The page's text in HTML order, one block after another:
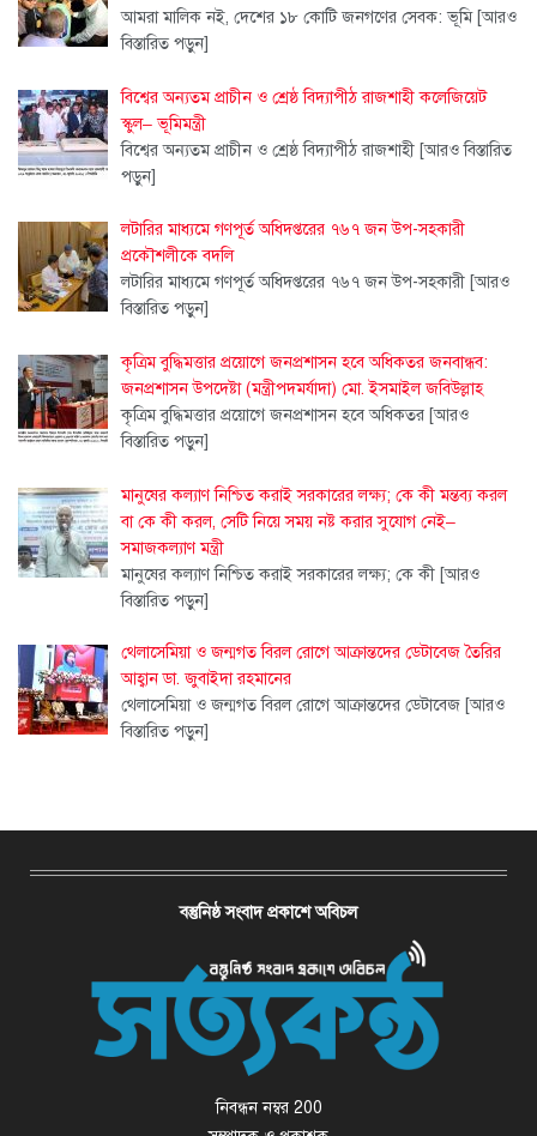
আমরা মালিক নই, দেশের ১৮ কোটি জনগণের সেবক: ভূমি [আরও
বিস্তারিত পড়ুন]
বিশ্বের অন্যতম প্রাচীন ও শ্রেষ্ঠ বিদ্যাপীঠ রাজশাহী কলেজিয়েট
স্কুল– ভূমিমন্ত্রী
বিশ্বের অন্যতম প্রাচীন ও শ্রেষ্ঠ বিদ্যাপীঠ রাজশাহী [আরও বিস্তারিত
পড়ুন]
লটারির মাধ্যমে গণপূর্ত অধিদপ্তরের ৭৬৭ জন উপ-সহকারী
প্রকৌশলীকে বদলি
লটারির মাধ্যমে গণপূর্ত অধিদপ্তরের ৭৬৭ জন উপ-সহকারী [আরও
বিস্তারিত পড়ুন]
কৃত্রিম বুদ্ধিমত্তার প্রয়োগে জনপ্রশাসন হবে অধিকতর জনবান্ধব:
জনপ্রশাসন উপদেষ্টা (মন্ত্রীপদমর্যাদা) মো. ইসমাইল জবিউল্লাহ
কৃত্রিম বুদ্ধিমত্তার প্রয়োগে জনপ্রশাসন হবে অধিকতর [আরও
বিস্তারিত পড়ুন]
মানুষের কল্যাণ নিশ্চিত করাই সরকারের লক্ষ্য; কে কী মন্তব্য করল
বা কে কী করল, সেটি নিয়ে সময় নষ্ট করার সুযোগ নেই–
সমাজকল্যাণ মন্ত্রী
মানুষের কল্যাণ নিশ্চিত করাই সরকারের লক্ষ্য; কে কী [আরও
বিস্তারিত পড়ুন]
থেলাসেমিয়া ও জন্মগত বিরল রোগে আক্রান্তদের ডেটাবেজ তৈরির
আহ্বান ডা. জুবাইদা রহমানের
থেলাসেমিয়া ও জন্মগত বিরল রোগে আক্রান্তদের ডেটাবেজ [আরও
বিস্তারিত পড়ুন]
বস্তুনিষ্ঠ সংবাদ প্রকাশে অবিচল
নিবন্ধন নম্বর 200